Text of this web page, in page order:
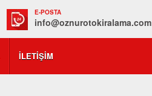
E-POSTA
info@oznurotokiralama.com
İLETIŞIM